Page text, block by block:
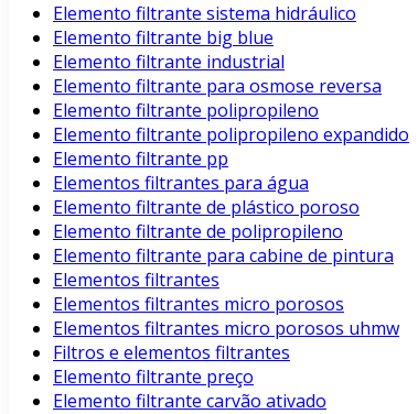
Elemento filtrante sistema hidráulico
Elemento filtrante big blue
Elemento filtrante industrial
Elemento filtrante para osmose reversa
Elemento filtrante polipropileno
Elemento filtrante polipropileno expandido
Elemento filtrante pp
Elementos filtrantes para água
Elemento filtrante de plástico poroso
Elemento filtrante de polipropileno
Elemento filtrante para cabine de pintura
Elementos filtrantes
Elementos filtrantes micro porosos
Elementos filtrantes micro porosos uhmw
Filtros e elementos filtrantes
Elemento filtrante preço
Elemento filtrante carvão ativado